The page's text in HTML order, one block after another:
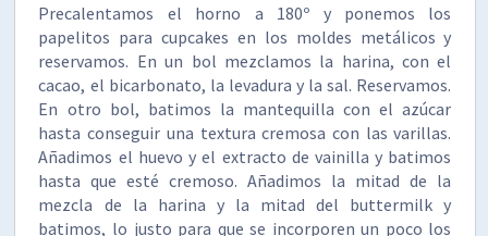
Precalentamos el horno a 180º y ponemos los
papelitos para cupcakes en los moldes metálicos y
reservamos. En un bol mezclamos la harina, con el
cacao, el bicarbonato, la levadura y la sal. Reservamos.
En otro bol, batimos la mantequilla con el azúcar
hasta conseguir una textura cremosa con las varillas.
Añadimos el huevo y el extracto de vainilla y batimos
hasta que esté cremoso. Añadimos la mitad de la
mezcla de la harina y la mitad del buttermilk y
batimos, lo justo para que se incorporen un poco los